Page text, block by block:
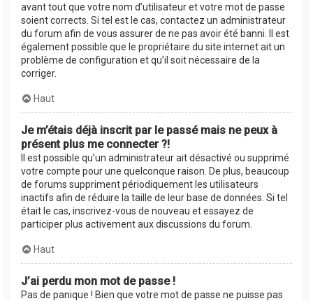
avant tout que votre nom d’utilisateur et votre mot de passe
soient corrects. Si tel est le cas, contactez un administrateur
du forum afin de vous assurer de ne pas avoir été banni. Il est
également possible que le propriétaire du site internet ait un
problème de configuration et qu’il soit nécessaire de la
corriger.
Haut
Je m’étais déjà inscrit par le passé mais ne peux à
présent plus me connecter ?!
Il est possible qu’un administrateur ait désactivé ou supprimé
votre compte pour une quelconque raison. De plus, beaucoup
de forums suppriment périodiquement les utilisateurs
inactifs afin de réduire la taille de leur base de données. Si tel
était le cas, inscrivez-vous de nouveau et essayez de
participer plus activement aux discussions du forum.
Haut
J’ai perdu mon mot de passe !
Pas de panique ! Bien que votre mot de passe ne puisse pas